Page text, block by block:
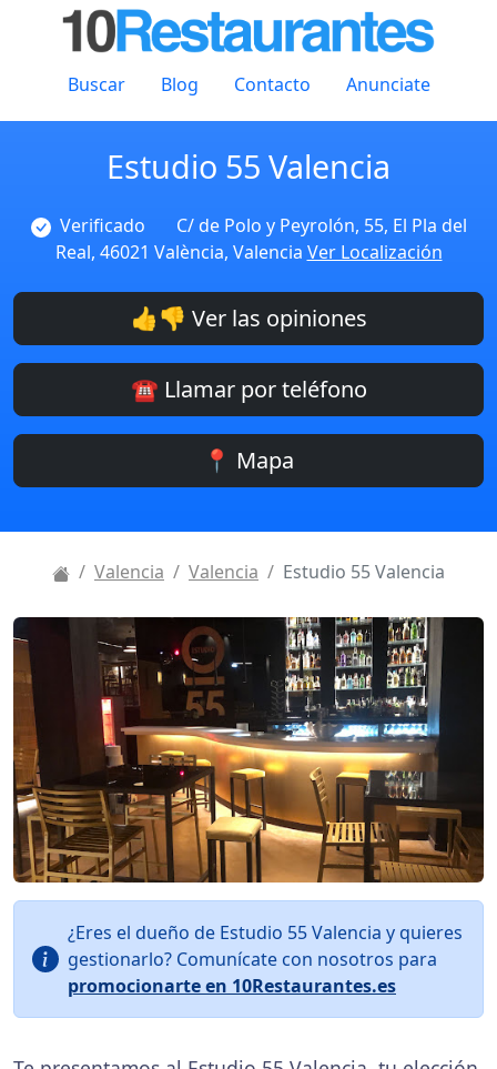
Buscar Blog Contacto Anunciate
Estudio 55 Valencia
Verificado
C/ de Polo y Peyrolón, 55, El Pla del
Real, 46021 València, Valencia Ver Localización
👍👎 Ver las opiniones
☎️ Llamar por teléfono
📍 Mapa
Valencia Valencia Estudio 55 Valencia
¿Eres el dueño de Estudio 55 Valencia y quieres
gestionarlo? Comunícate con nosotros para
promocionarte en 10Restaurantes.es